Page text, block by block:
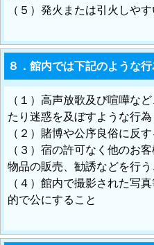
（５）発火または引火しや
８．館内では下記のような
（１）高声放歌及び喧嘩な
たり迷惑を及ぼすような行為
（２）賭博や公序良俗に反
（３）宿の許可なく他のお
物品の販売、勧誘などを行う
（４）館内で撮影された写
的で公にすること